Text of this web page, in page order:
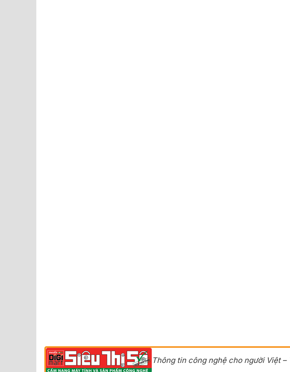
Thông tin công nghệ cho người Việt